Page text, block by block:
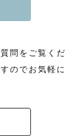
問をご覧くだ
のでお気軽に